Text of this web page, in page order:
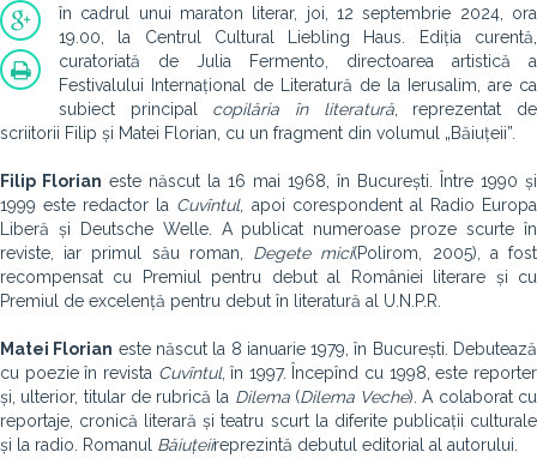
în cadrul unui maraton literar, joi, 12 septembrie 2024, ora
19.00, la Centrul Cultural Liebling Haus. Ediția curentă,
curatoriată de Julia Fermento, directoarea artistică a
Festivalului Internațional de Literatură de la Ierusalim, are ca
subiect principal copilăria în literatură, reprezentat de
scriitorii Filip și Matei Florian, cu un fragment din volumul „Băiuțeii”.
Filip Florian este născut la 16 mai 1968, în București. Între 1990 și
1999 este redactor la Cuvîntul, apoi corespondent al Radio Europa
Liberă și Deutsche Welle. A publicat numeroase proze scurte în
reviste, iar primul său roman, Degete mici(Polirom, 2005), a fost
recompensat cu Premiul pentru debut al României literare și cu
Premiul de excelență pentru debut în literatură al U.N.P.R.
Matei Florian este născut la 8 ianuarie 1979, în București. Debutează
cu poezie în revista Cuvîntul, în 1997. Începînd cu 1998, este reporter
și, ulterior, titular de rubrică la Dilema(Dilema Veche). A colaborat cu
reportaje, cronică literară și teatru scurt la diferite publicații culturale
și la radio. Romanul Băiuțeiireprezintă debutul editorial al autorului.